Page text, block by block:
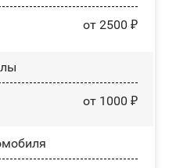
от 2500 ₽
от 1000 ₽